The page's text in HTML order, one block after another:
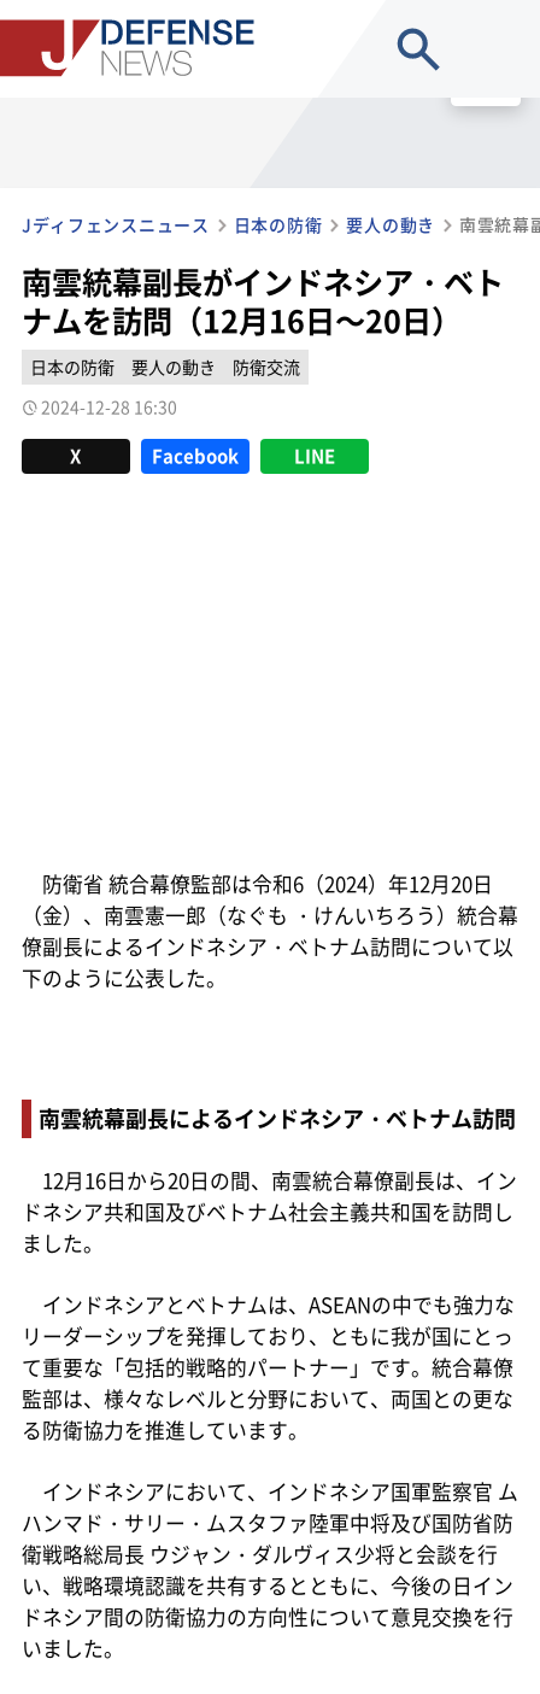
Jディフェンスニュース 日本の防衛 要人の動き
南雲統幕副長がインドネシア・ベト
ナムを訪問（12月16日～20日）
日本の防衛 要人の動き
防衛交流
2024-12-28 16:30
X Facebook LINE
防衛省 統合幕僚監部は令和6（2024）年12月20日
（金）、南雲憲一郎（なぐも ・けんいちろう）統合幕
僚副長によるインドネシア・ベトナム訪問について以
下のように公表した。
南雲統幕副長によるインドネシア・ベトナム訪問
12月16日から20日の間、南雲統合幕僚副長は、イン
ドネシア共和国及びベトナム社会主義共和国を訪問し
ました。
インドネシアとベトナムは、ASEANの中でも強力な
リーダーシップを発揮しており、ともに我が国にとっ
て重要な「包括的戦略的パートナー」です。統合幕僚
監部は、様々なレベルと分野において、両国との更な
る防衛協力を推進しています。
インドネシアにおいて、インドネシア国軍監察官 ム
ハンマド・サリー・ムスタファ陸軍中将及び国防省防
衛戦略総局長 ウジャン・ダルヴィス少将と会談を行
い、戦略環境認識を共有するとともに、今後の日イン
ドネシア間の防衛協力の方向性について意見交換を行
いました。